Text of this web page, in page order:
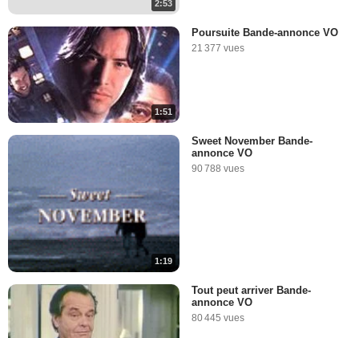
2:53
1:51
Poursuite Bande-annonce VO
21 377 vues
1:19
Sweet November Bande-
annonce VO
90 788 vues
Tout peut arriver Bande-
annonce VO
80 445 vues